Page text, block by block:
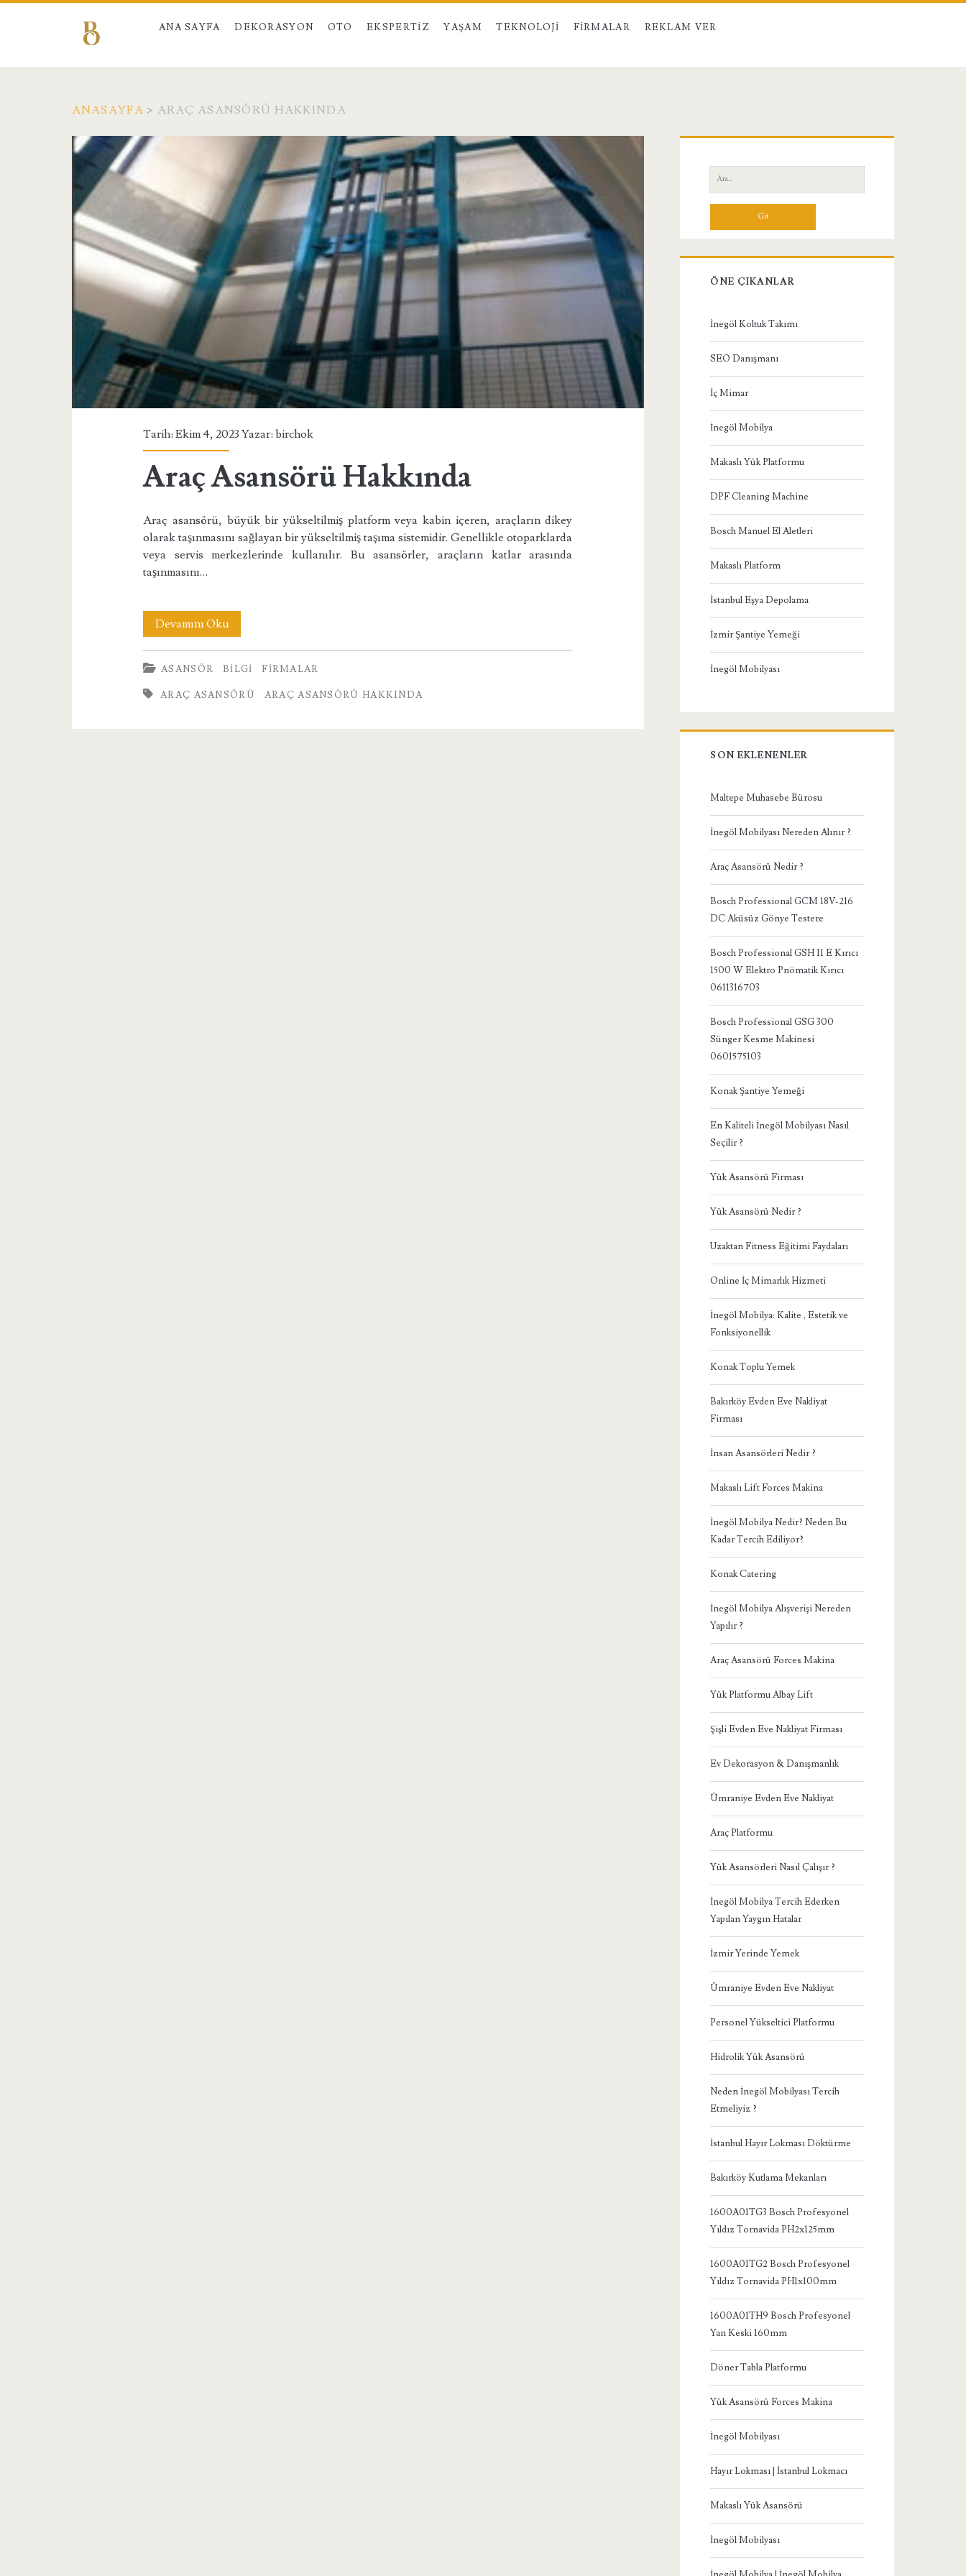
ANA SAYFA DEKORASYON OTO EKSPERTIZ YAŞAM TEKNOLOJI FIRMALAR REKLAM VER
ANASAYFA > ARAÇ ASANSÖRÜ HAKKINDA
Etiket:
<span>Araç
Asansörü
Hakkında</span>
Tarih: Ekim 4, 2023 Yazar:birchok
Araç Asansörü Hakkında
Araç asansörü, büyük bir yükseltilmiş platform veya kabin içeren, araçların dikey
olarak taşınmasını sağlayan bir yükseltilmiş taşıma sistemidir. Genellikle otoparklarda
veya servis merkezlerinde kullanılır. Bu asansörler, araçların katlar arasında
taşınmasını…
Devamını OkuAraç
Asansörü
Hakkında
ASANSÖR BILGI FIRMALAR
ARAÇ ASANSÖRÜ ARAÇ ASANSÖRÜ HAKKINDA
Yan
Menü
Ara:
ÖNE ÇIKANLAR
İnegöl Koltuk Takımı
SEO Danışmanı
İç Mimar
İnegöl Mobilya
Makaslı Yük Platformu
DPF Cleaning Machine
Bosch Manuel El Aletleri
Makaslı Platform
İstanbul Eşya Depolama
İzmir Şantiye Yemeği
İnegöl Mobilyası
SON EKLENENLER
Maltepe Muhasebe Bürosu
İnegöl Mobilyası Nereden Alınır ?
Araç Asansörü Nedir ?
Bosch Professional GCM 18V-216
DC Aküsüz Gönye Testere
Bosch Professional GSH 11 E Kırıcı
1500 W Elektro Pnömatik Kırıcı
0611316703
Bosch Professional GSG 300
Sünger Kesme Makinesi
0601575103
Konak Şantiye Yemeği
En Kaliteli İnegöl Mobilyası Nasıl
Seçilir ?
Yük Asansörü Firması
Yük Asansörü Nedir ?
Uzaktan Fitness Eğitimi Faydaları
Online İç Mimarlık Hizmeti
İnegöl Mobilya: Kalite , Estetik ve
Fonksiyonellik
Konak Toplu Yemek
Bakırköy Evden Eve Nakliyat
Firması
İnsan Asansörleri Nedir ?
Makaslı Lift Forces Makina
İnegöl Mobilya Nedir? Neden Bu
Kadar Tercih Ediliyor?
Konak Catering
İnegöl Mobilya Alışverişi Nereden
Yapılır ?
Araç Asansörü Forces Makina
Yük Platformu Albay Lift
Şişli Evden Eve Nakliyat Firması
Ev Dekorasyon & Danışmanlık
Ümraniye Evden Eve Nakliyat
Araç Platformu
Yük Asansörleri Nasıl Çalışır ?
İnegöl Mobilya Tercih Ederken
Yapılan Yaygın Hatalar
İzmir Yerinde Yemek
Ümraniye Evden Eve Nakliyat
Personel Yükseltici Platformu
Hidrolik Yük Asansörü
Neden İnegöl Mobilyası Tercih
Etmeliyiz ?
İstanbul Hayır Lokması Döktürme
Bakırköy Kutlama Mekanları
1600A01TG3 Bosch Profesyonel
Yıldız Tornavida PH2x125mm
1600A01TG2 Bosch Profesyonel
Yıldız Tornavida PH1x100mm
1600A01TH9 Bosch Profesyonel
Yan Keski 160mm
Döner Tabla Platformu
Yük Asansörü Forces Makina
İnegöl Mobilyası
Hayır Lokması | İstanbul Lokmacı
Makaslı Yük Asansörü
İnegöl Mobilyası